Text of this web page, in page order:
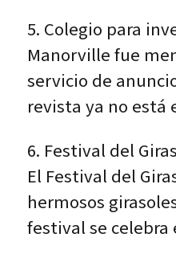
5. Colegio para
Manorville fue
servicio de
revista ya no está
6. Festival del
El Festival del
hermosos
festival se